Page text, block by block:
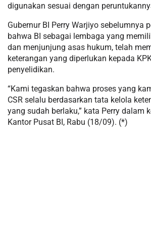
digunakan sesuai dengan
Gubernur BI Perry Warjiyo sebelumnya
bahwa BI sebagai lembaga yang
dan menjunjung asas hukum, telah
keterangan yang diperlukan kepada
penyelidikan.
“Kami tegaskan bahwa proses yang
CSR selalu berdasarkan tata kelola
yang sudah berlaku,” kata Perry dalam
Kantor Pusat BI, Rabu (18/09). (*)